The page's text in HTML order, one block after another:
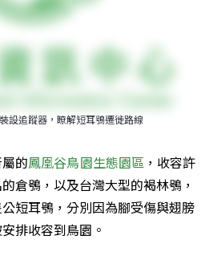
設追蹤器，瞭解短耳鴞遷徙路線
的鳳凰谷鳥園生態園區 ，收容許
倉鴞，以及台灣大型的褐林鴞，
短耳鴞，分別因為腳受傷與翅膀
排收容到鳥園。